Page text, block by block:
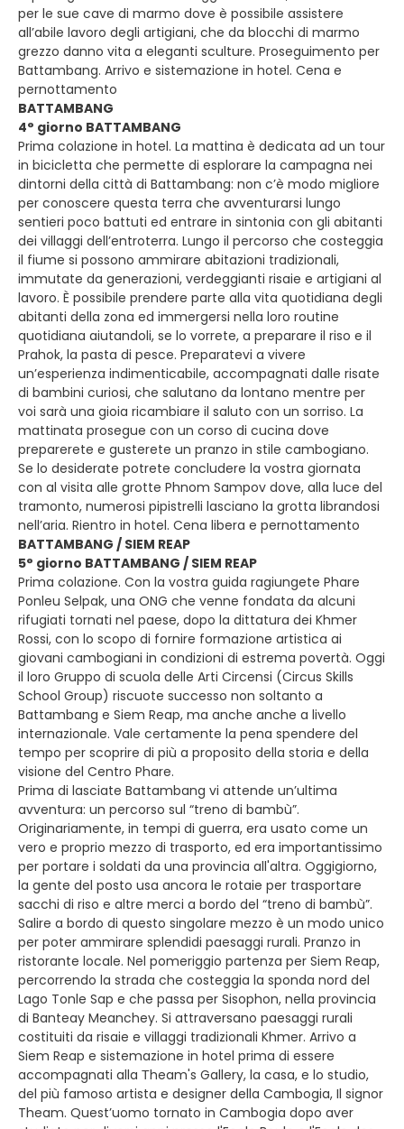
per le sue cave di marmo dove è possibile assistere
all’abile lavoro degli artigiani, che da blocchi di marmo
grezzo danno vita a eleganti sculture. Proseguimento per
Battambang. Arrivo e sistemazione in hotel. Cena e
pernottamento
BATTAMBANG
4° giorno BATTAMBANG
Prima colazione in hotel. La mattina è dedicata ad un tour
in bicicletta che permette di esplorare la campagna nei
dintorni della città di Battambang: non c’è modo migliore
per conoscere questa terra che avventurarsi lungo
sentieri poco battuti ed entrare in sintonia con gli abitanti
dei villaggi dell’entroterra. Lungo il percorso che costeggia
il fiume si possono ammirare abitazioni tradizionali,
immutate da generazioni, verdeggianti risaie e artigiani al
lavoro. È possibile prendere parte alla vita quotidiana degli
abitanti della zona ed immergersi nella loro routine
quotidiana aiutandoli, se lo vorrete, a preparare il riso e il
Prahok, la pasta di pesce. Preparatevi a vivere
un’esperienza indimenticabile, accompagnati dalle risate
di bambini curiosi, che salutano da lontano mentre per
voi sarà una gioia ricambiare il saluto con un sorriso. La
mattinata prosegue con un corso di cucina dove
preparerete e gusterete un pranzo in stile cambogiano.
Se lo desiderate potrete concludere la vostra giornata
con al visita alle grotte Phnom Sampov dove, alla luce del
tramonto, numerosi pipistrelli lasciano la grotta librandosi
nell’aria. Rientro in hotel. Cena libera e pernottamento
BATTAMBANG / SIEM REAP
5° giorno BATTAMBANG / SIEM REAP
Prima colazione. Con la vostra guida ragiungete Phare
Ponleu Selpak, una ONG che venne fondata da alcuni
rifugiati tornati nel paese, dopo la dittatura dei Khmer
Rossi, con lo scopo di fornire formazione artistica ai
giovani cambogiani in condizioni di estrema povertà. Oggi
il loro Gruppo di scuola delle Arti Circensi (Circus Skills
School Group) riscuote successo non soltanto a
Battambang e Siem Reap, ma anche anche a livello
internazionale. Vale certamente la pena spendere del
tempo per scoprire di più a proposito della storia e della
visione del Centro Phare.
Prima di lasciate Battambang vi attende un’ultima
avventura: un percorso sul “treno di bambù”.
Originariamente, in tempi di guerra, era usato come un
vero e proprio mezzo di trasporto, ed era importantissimo
per portare i soldati da una provincia all'altra. Oggigiorno,
la gente del posto usa ancora le rotaie per trasportare
sacchi di riso e altre merci a bordo del “treno di bambù”.
Salire a bordo di questo singolare mezzo è un modo unico
per poter ammirare splendidi paesaggi rurali. Pranzo in
ristorante locale. Nel pomeriggio partenza per Siem Reap,
percorrendo la strada che costeggia la sponda nord del
Lago Tonle Sap e che passa per Sisophon, nella provincia
di Banteay Meanchey. Si attraversano paesaggi rurali
costituiti da risaie e villaggi tradizionali Khmer. Arrivo a
Siem Reap e sistemazione in hotel prima di essere
accompagnati alla Тheam's Gallery, la casa, e lo studio,
del più famoso artista e designer della Cambogia, Il signor
Theam. Quest’uomo tornato in Cambogia dopo aver